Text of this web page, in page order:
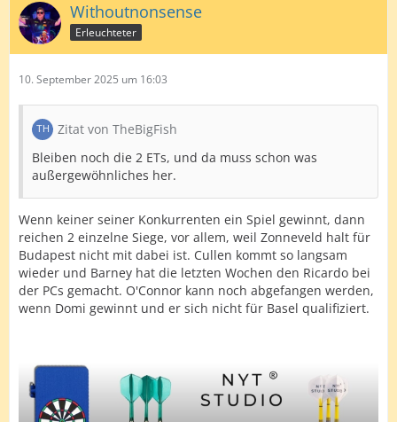
Withoutnonsense
Erleuchteter
10. September 2025 um 16:03
Zitat von TheBigFish
Bleiben noch die 2 ETs, und da muss schon was
außergewöhnliches her.
Wenn keiner seiner Konkurrenten ein Spiel gewinnt, dann
reichen 2 einzelne Siege, vor allem, weil Zonneveld halt für
Budapest nicht mit dabei ist. Cullen kommt so langsam
wieder und Barney hat die letzten Wochen den Ricardo bei
der PCs gemacht. O'Connor kann noch abgefangen werden,
wenn Domi gewinnt und er sich nicht für Basel qualifiziert.